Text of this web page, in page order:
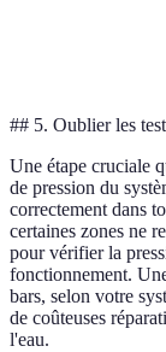
## 5. Oublier les
Une étape cruciale
de pression du
correctement dans
certaines zones ne
pour vérifier la
fonctionnement.
bars, selon votre
de coûteuses
l'eau.